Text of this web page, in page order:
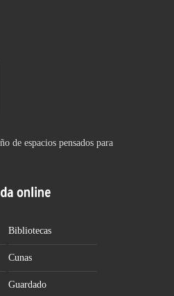
de espacios pensados para
online
Bibliotecas
Cunas
Guardado